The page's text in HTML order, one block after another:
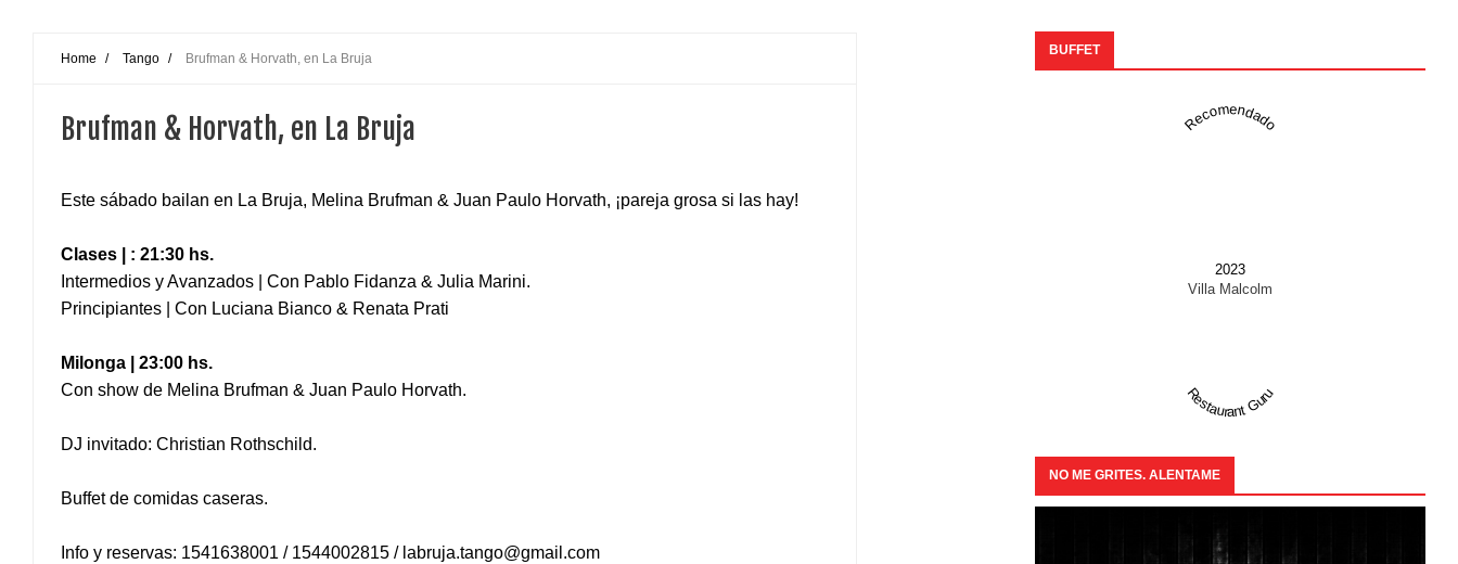
Home / Tango / Brufman & Horvath, en La Bruja
Brufman & Horvath, en La Bruja
Este sábado bailan en La Bruja, Melina Brufman & Juan Paulo Horvath, ¡pareja grosa si las hay!
Clases | : 21:30 hs.
Intermedios y Avanzados | Con Pablo Fidanza & Julia Marini.
Principiantes | Con Luciana Bianco & Renata Prati
Milonga | 23:00 hs.
Con show de Melina Brufman & Juan Paulo Horvath.
DJ invitado: Christian Rothschild.
Buffet de comidas caseras.
Info y reservas: 1541638001 / 1544002815 / labruja.tango@gmail.com
BUFFET
Recomendado
2023
Villa Malcolm
Restaurant Guru
NO ME GRITES. ALENTAME